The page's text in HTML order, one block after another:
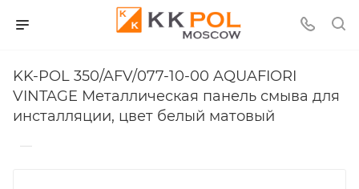
KK-POL 350/AFV/077-10-00 AQUAFIORI
VINTAGE Металлическая панель смыва для
инсталляции, цвет белый матовый
—